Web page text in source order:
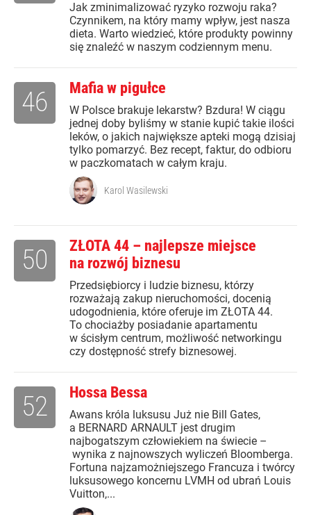
Jak zminimalizować ryzyko rozwoju raka?
Czynnikem, na który mamy wpływ, jest nasza
dieta. Warto wiedzieć, które produkty powinny
się znaleźć w naszym codziennym menu.
Mafia w pigułce
W Polsce brakuje lekarstw? Bzdura! W ciągu
jednej doby byliśmy w stanie kupić takie ilości
leków, o jakich największe apteki mogą dzisiaj
tylko pomarzyć. Bez recept, faktur, do odbioru
w paczkomatach w całym kraju.
46
Karol Wasilewski
ZŁOTA 44 – najlepsze miejsce
na rozwój biznesu
Przedsiębiorcy i ludzie biznesu, którzy
rozważają zakup nieruchomości, docenią
udogodnienia, które oferuje im ZŁOTA 44.
To chociażby posiadanie apartamentu
w ścisłym centrum, możliwość networkingu
czy dostępność strefy biznesowej.
50
Hossa Bessa
Awans króla luksusu Już nie Bill Gates,
a BERNARD ARNAULT jest drugim
najbogatszym człowiekiem na świecie –
wynika z najnowszych wyliczeń Bloomberga.
Fortuna najzamożniejszego Francuza i twórcy
luksusowego koncernu LVMH od ubrań Louis
Vuitton,...
52